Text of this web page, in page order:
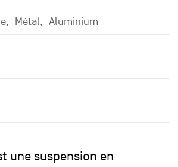
Métal Aluminium
une suspension en